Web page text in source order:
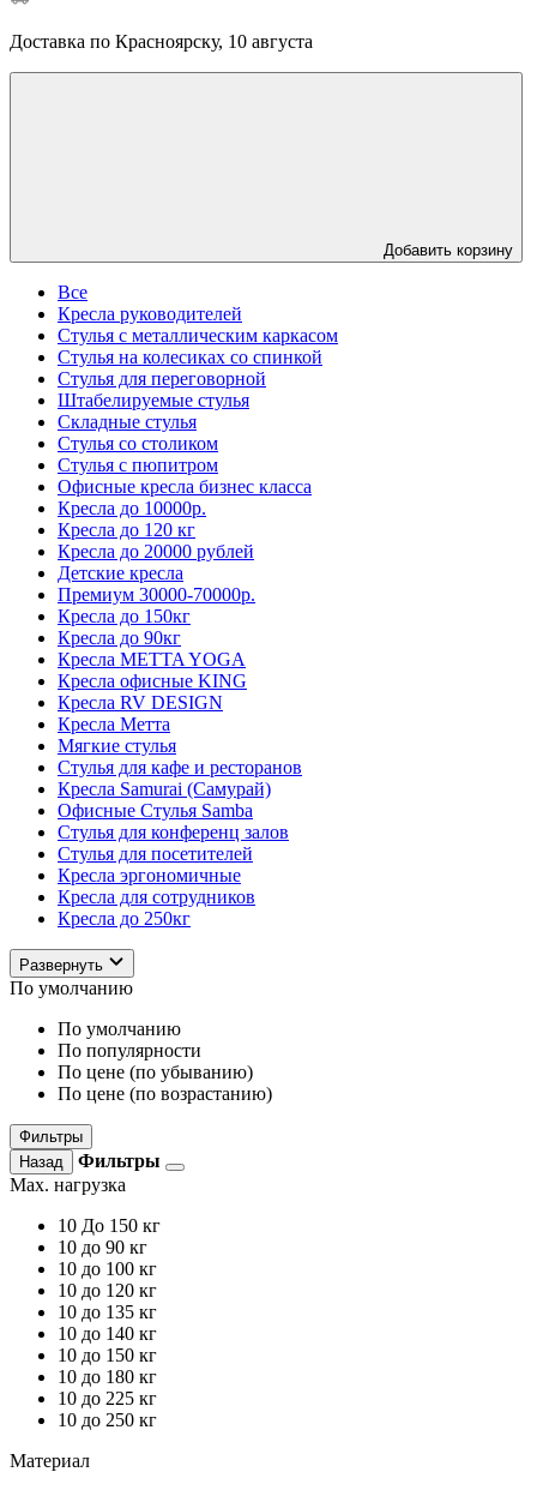
Доставка по Красноярску, 10 августа
Добавить корзину
Все
Кресла руководителей
Стулья с металлическим каркасом
Стулья на колесиках со спинкой
Стулья для переговорной
Штабелируемые стулья
Складные стулья
Стулья со столиком
Стулья с пюпитром
Офисные кресла бизнес класса
Кресла до 10000р.
Кресла до 120 кг
Кресла до 20000 рублей
Детские кресла
Премиум 30000-70000р.
Кресла до 150кг
Кресла до 90кг
Кресла METTA YOGA
Кресла офисные KING
Кресла RV DESIGN
Кресла Метта
Мягкие стулья
Стулья для кафе и ресторанов
Кресла Samurai (Самурай)
Офисные Стулья Samba
Стулья для конференц залов
Стулья для посетителей
Кресла эргономичные
Кресла для сотрудников
Кресла до 250кг
Развернуть
По умолчанию
По умолчанию
По популярности
По цене (по убыванию)
По цене (по возрастанию)
Фильтры
Назад
Фильтры
Max. нагрузка
10 До 150 кг
10 до 90 кг
10 до 100 кг
10 до 120 кг
10 до 135 кг
10 до 140 кг
10 до 150 кг
10 до 180 кг
10 до 225 кг
10 до 250 кг
Материал